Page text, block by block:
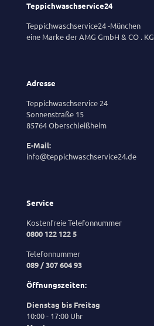
Teppichwaschservice24
Teppichwaschservice24 -München
eine Marke der AMG GmbH & CO . KG
Adresse
Teppichwaschservice 24
Sonnenstraße 15
85764 Oberschleißheim
E-Mail:
info@teppichwaschservice24.de
Service
Kostenfreie Telefonnummer
0800 122 122 5
Telefonnummer
089 / 307 604 93
Öffnungszeiten:
Dienstag bis Freitag
10:00 - 17:00 Uhr